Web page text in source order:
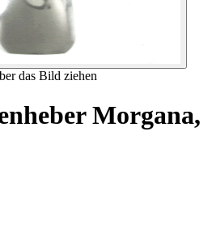
das Bild ziehen
Morgana,